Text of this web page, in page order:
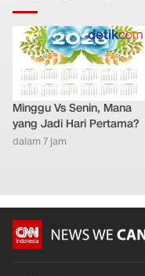
Minggu Vs Senin, Mana
yang Jadi Hari Pertama?
dalam 7 jam